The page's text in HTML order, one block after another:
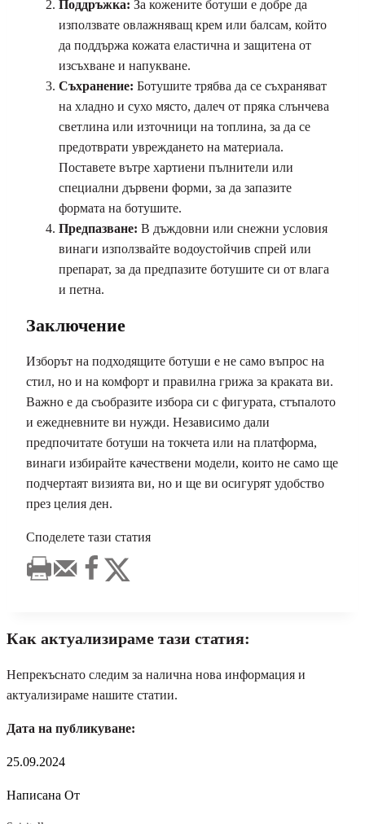
Поддръжка: За кожените ботуши е добре да
използвате овлажняващ крем или балсам, който
да поддържа кожата еластична и защитена от
изсъхване и напукване.
Съхранение: Ботушите трябва да се съхраняват
на хладно и сухо място, далеч от пряка слънчева
светлина или източници на топлина, за да се
предотврати увреждането на материала.
Поставете вътре хартиени пълнители или
специални дървени форми, за да запазите
формата на ботушите.
Предпазване: В дъждовни или снежни условия
винаги използвайте водоустойчив спрей или
препарат, за да предпазите ботушите си от влага
и петна.
Заключение
Изборът на подходящите ботуши е не само въпрос на
стил, но и на комфорт и правилна грижа за краката ви.
Важно е да съобразите избора си с фигурата, стъпалото
и ежедневните ви нужди. Независимо дали
предпочитате ботуши на токчета или на платформа,
винаги избирайте качествени модели, които не само ще
подчертаят визията ви, но и ще ви осигурят удобство
през целия ден.
Споделете тази статия
Как актуализираме тази статия:
Непрекъснато следим за налична нова информация и
актуализираме нашите статии.
Дата на публикуване:
25.09.2024
Написана От